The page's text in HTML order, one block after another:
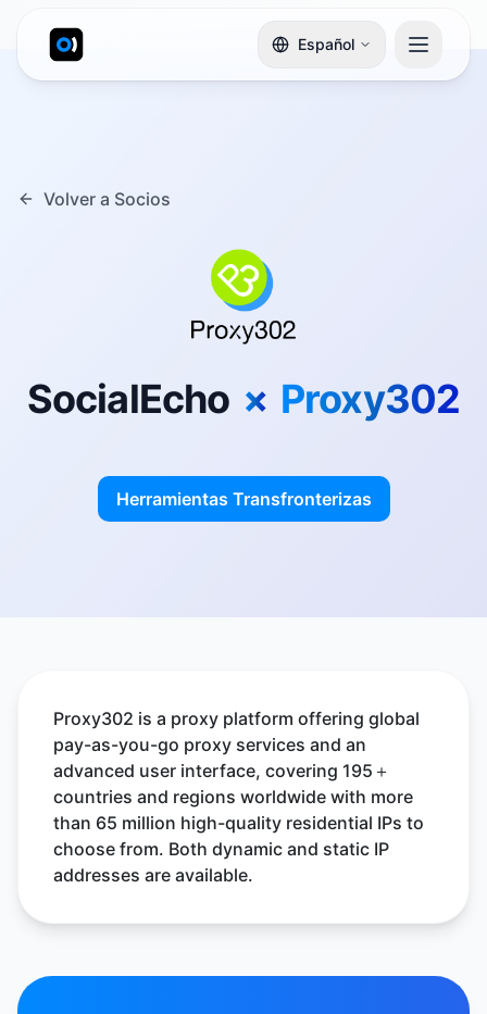
Español
Volver a Socios
SocialEcho × Proxy302
Herramientas Transfronterizas
Proxy302 is a proxy platform offering global
pay-as-you-go proxy services and an
advanced user interface, covering 195＋
countries and regions worldwide with more
than 65 million high-quality residential IPs to
choose from. Both dynamic and static IP
addresses are available.